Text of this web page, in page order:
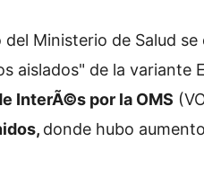
Ministerio de Salud se
aislados" de la variante
InterÃ©s por la OMS
donde hubo